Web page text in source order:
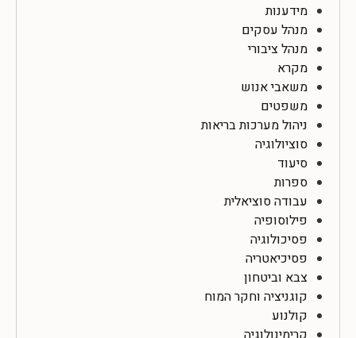
מידענות
מנהל עסקים
מנהל ציבורי
מקרא
משאבי אנוש
משפטים
ניהול מערכות בריאות
סוציולוגיה
סיעוד
ספרות
עבודה סוציאלית
פילוסופיה
פסיכולוגיה
פסיכיאטריה
צבא וביטחון
קוגניציה וחקר המוח
קולנוע